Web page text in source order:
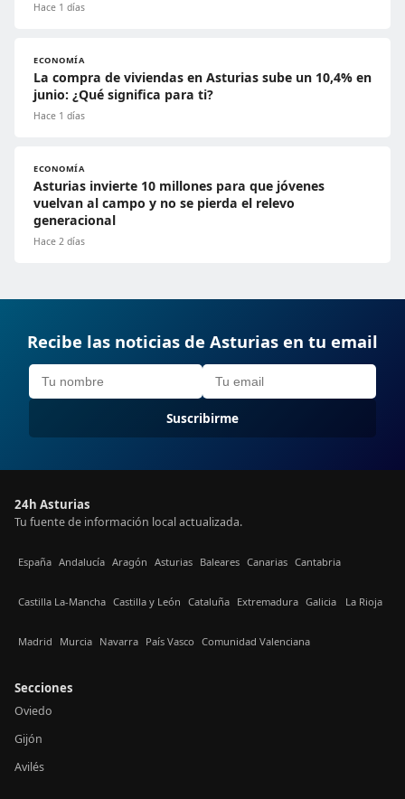
Hace 1 días
ECONOMÍA
La compra de viviendas en Asturias sube un 10,4% en
junio: ¿Qué significa para ti?
Hace 1 días
ECONOMÍA
Asturias invierte 10 millones para que jóvenes
vuelvan al campo y no se pierda el relevo
generacional
Hace 2 días
Recibe las noticias de Asturias en tu email
Suscribirme
24h Asturias
Tu fuente de información local actualizada.
España Andalucía Aragón Asturias Baleares Canarias Cantabria
Castilla La-Mancha Castilla y León Cataluña Extremadura Galicia La Rioja
Madrid Murcia Navarra País Vasco Comunidad Valenciana
Secciones
Oviedo
Gijón
Avilés